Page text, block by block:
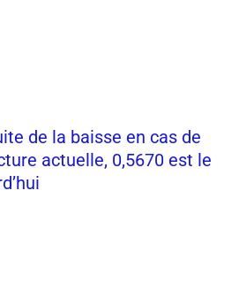
de la baisse en cas de
actuelle, 0,5670 est le